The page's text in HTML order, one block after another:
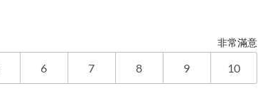
非常滿意
6 7 8 9 10